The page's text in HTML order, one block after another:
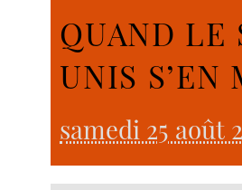
QUAND LE
UNIS
samedi 25 août